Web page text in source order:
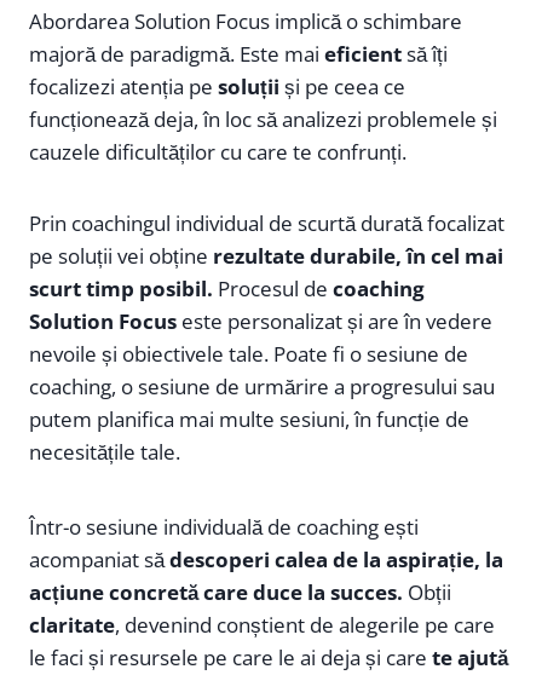
Abordarea Solution Focus implică o schimbare
majoră de paradigmă. Este mai eficientsă îți
focalizezi atenția pe soluții și pe ceea ce
funcționează deja, în loc să analizezi problemele și
cauzele dificultăților cu care te confrunți.
Prin coachingul individual de scurtă durată focalizat
pe soluții vei obține rezultate durabile, în cel mai
scurt timp posibil. Procesul de coaching
Solution Focus este personalizat și are în vedere
nevoile și obiectivele tale. Poate fi o sesiune de
coaching, o sesiune de urmărire a progresului sau
putem planifica mai multe sesiuni, în funcție de
necesitățile tale.
Într-o sesiune individuală de coaching ești
acompaniat sădescoperi calea de la aspirație, la
acțiune concretă care duce la succes. Obții
claritate, devenind conștient de alegerile pe care
le faci și resursele pe care le ai deja și care te ajută